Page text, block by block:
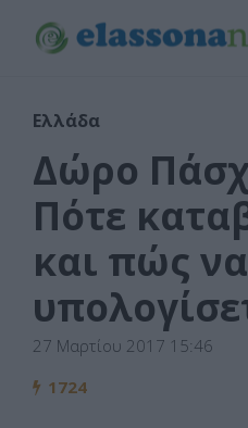
Ελλάδα
Δώρο
Πότε
και πώς
27 Μαρτίου 2017 15:46
1724